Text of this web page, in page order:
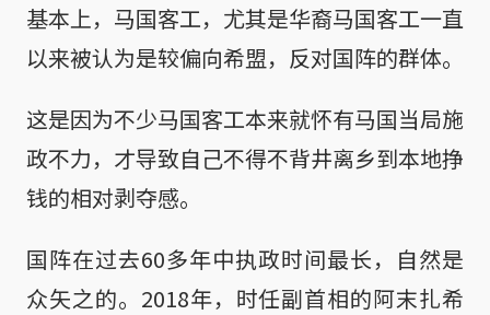
基本上，马国客工，尤其是华裔马国客工一直
以来被认为是较偏向希盟，反对国阵的群体。
这是因为不少马国客工本来就怀有马国当局施
政不力，才导致自己不得不背井离乡到本地挣
钱的相对剥夺感。
国阵在过去60多年中执政时间最长，自然是
众矢之的。2018年，时任副首相的阿末扎希